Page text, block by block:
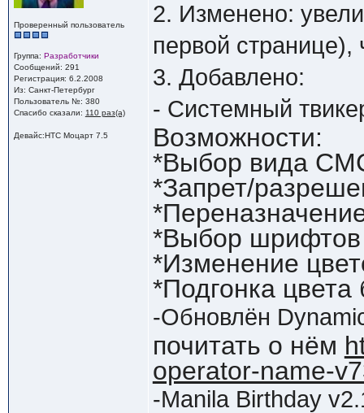
Проверенный пользователь
Группа: Разработчики
Сообщений: 291
Регистрация: 6.2.2008
Из: Санкт-Петербург
Пользователь №: 380
Спасибо сказали: 110 раз(а)
Девайс:HTC Моцарт 7.5
2. Изменено:
первой странице),
3. Добавлено:
- Системный
Возможности:
*Выбор вида
*Запрет/
*Выбор шрифтов
*Изменение
*Подгонка
-Обновлён
почитать о нём
operator-name-
-Manila Birthday